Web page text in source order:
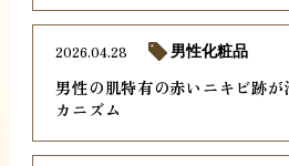
男性の肌特有の赤いニキビ跡が
カニズム
2026.04.28 男性化粧品